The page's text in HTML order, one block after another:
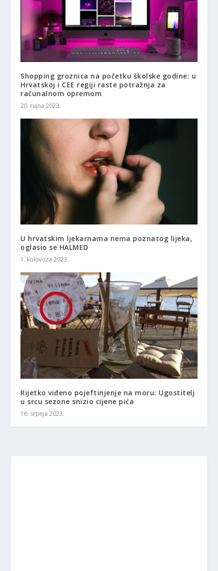
Shopping groznica na početku školske godine: u
Hrvatskoj i CEE regiji raste potražnja za
računalnom opremom
20. rujna 2023.
U hrvatskim ljekarnama nema poznatog lijeka,
oglasio se HALMED
1. kolovoza 2023.
Rijetko viđeno pojeftinjenje na moru: Ugostitelj
u srcu sezone snizio cijene pića
16. srpnja 2023.